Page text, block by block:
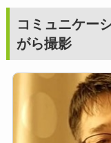
コミュニケー
がら撮影